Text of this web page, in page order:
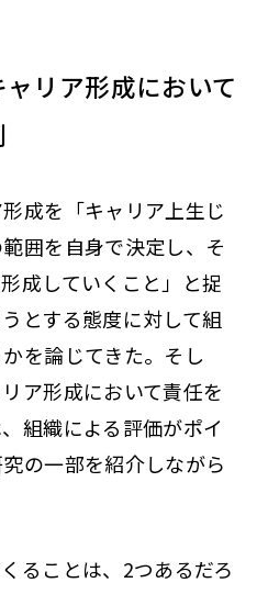
ャリア形成において
成を「キャリア上生じ
囲を自身で決定し、そ
成していくこと」と捉
とする態度に対して組
を論じてきた。そし
ア形成において責任を
組織による評価がポイ
の一部を紹介しながら
ることは、2つあるだろ